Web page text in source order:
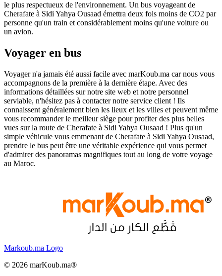
le plus respectueux de l'environnement. Un bus voyageant de
Cherafate à Sidi Yahya Ousaad émettra deux fois moins de CO2 par
personne qu'un train et considérablement moins qu'une voiture ou
un avion.
Voyager en bus
Voyager n'a jamais été aussi facile avec marKoub.ma car nous vous
accompagnons de la première à la dernière étape. Avec des
informations détaillées sur notre site web et notre personnel
serviable, n'hésitez pas à contacter notre service client ! Ils
connaissent généralement bien les lieux et les villes et peuvent même
vous recommander le meilleur siège pour profiter des plus belles
vues sur la route de Cherafate à Sidi Yahya Ousaad ! Plus qu'un
simple véhicule vous emmenant de Cherafate à Sidi Yahya Ousaad,
prendre le bus peut être une véritable expérience qui vous permet
d'admirer des panoramas magnifiques tout au long de votre voyage
au Maroc.
Markoub.ma Logo
© 2026 marKoub.ma®